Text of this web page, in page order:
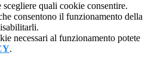
scegliere quali cookie consentire.
consentono il funzionamento della
necessari al funzionamento potete
.